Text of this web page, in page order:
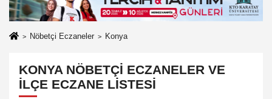
Nöbetçi Eczaneler Konya
KONYA NÖBETÇI ECZANELER VE
İLÇE ECZANE LISTESI